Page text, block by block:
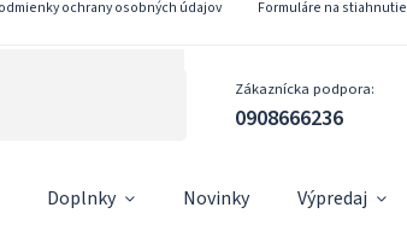
ochrany osobných údajov Formuláre na stiahnutie
Zákaznícka podpora:
0908666236
Doplnky Novinky Výpredaj